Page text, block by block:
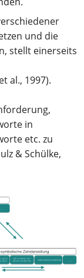
und die
stellt einerseits
al., 1997).
in
etc. zu
& Schülke,